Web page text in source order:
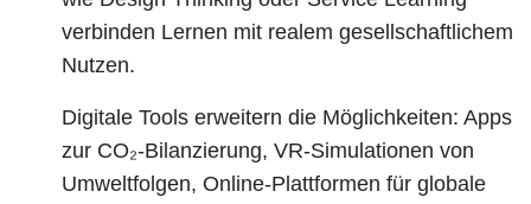
verbinden Lernen mit realem gesellschaftlichem
Nutzen.
Digitale Tools erweitern die Möglichkeiten: Apps
zur CO₂-Bilanzierung, VR-Simulationen von
Umweltfolgen, Online-Plattformen für globale